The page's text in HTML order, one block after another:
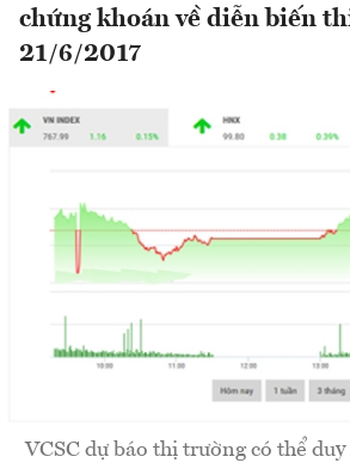
chứng khoán về diễn biến
21/6/2017
VCSC dự báo thị trường có thể